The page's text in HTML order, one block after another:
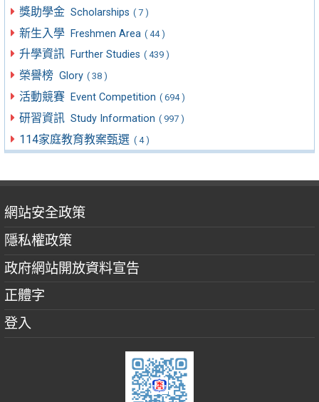
獎助學金 Scholarships ( 7 )
新生入學 Freshmen Area ( 44 )
升學資訊 Further Studies ( 439 )
榮譽榜 Glory ( 38 )
活動競賽 Event Competition ( 694 )
研習資訊 Study Information ( 997 )
114家庭教育教案甄選 ( 4 )
網站安全政策
隱私權政策
政府網站開放資料宣告
正體字
登入